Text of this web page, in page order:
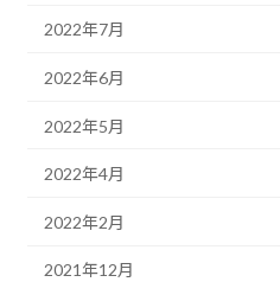
2022年7月
2022年6月
2022年5月
2022年4月
2022年2月
2021年12月